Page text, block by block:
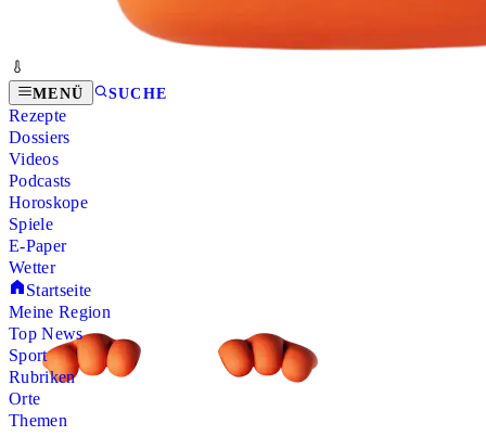
MENÜ SUCHE
Rezepte
Dossiers
Videos
Podcasts
Horoskope
Spiele
E-Paper
Wetter
Startseite
Meine Region
Top News
Sport
Rubriken
Orte
Themen